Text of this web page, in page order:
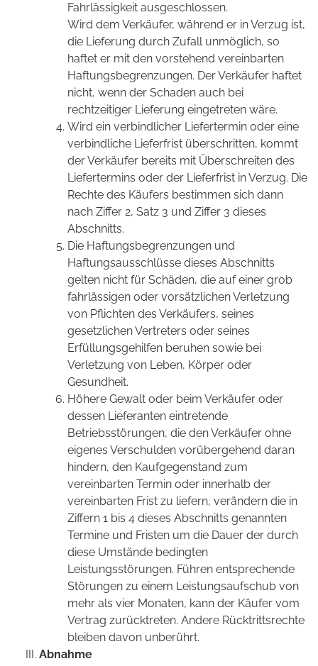
Fahrlässigkeit ausgeschlossen.
Wird dem Verkäufer, während er in Verzug ist,
die Lieferung durch Zufall unmöglich, so
haftet er mit den vorstehend vereinbarten
Haftungsbegrenzungen. Der Verkäufer haftet
nicht, wenn der Schaden auch bei
rechtzeitiger Lieferung eingetreten wäre.
Wird ein verbindlicher Liefertermin oder eine
verbindliche Lieferfrist überschritten, kommt
der Verkäufer bereits mit Überschreiten des
Liefertermins oder der Lieferfrist in Verzug. Die
Rechte des Käufers bestimmen sich dann
nach Ziffer 2, Satz 3 und Ziffer 3 dieses
Abschnitts.
Die Haftungsbegrenzungen und
Haftungsausschlüsse dieses Abschnitts
gelten nicht für Schäden, die auf einer grob
fahrlässigen oder vorsätzlichen Verletzung
von Pflichten des Verkäufers, seines
gesetzlichen Vertreters oder seines
Erfüllungsgehilfen beruhen sowie bei
Verletzung von Leben, Körper oder
Gesundheit.
Höhere Gewalt oder beim Verkäufer oder
dessen Lieferanten eintretende
Betriebsstörungen, die den Verkäufer ohne
eigenes Verschulden vorübergehend daran
hindern, den Kaufgegenstand zum
vereinbarten Termin oder innerhalb der
vereinbarten Frist zu liefern, verändern die in
Ziffern 1 bis 4 dieses Abschnitts genannten
Termine und Fristen um die Dauer der durch
diese Umstände bedingten
Leistungsstörungen. Führen entsprechende
Störungen zu einem Leistungsaufschub von
mehr als vier Monaten, kann der Käufer vom
Vertrag zurücktreten. Andere Rücktrittsrechte
bleiben davon unberührt.
Abnahme